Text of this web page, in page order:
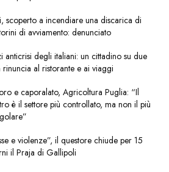
scoperto a incendiare una discarica di
di avviamento: denunciato
anticrisi degli italiani: un cittadino su due
rinuncia al ristorante e ai viaggi
e caporalato, Agricoltura Puglia: “Il
è il settore più controllato, ma non il più
e violenze”, il questore chiude per 15
il Praja di Gallipoli